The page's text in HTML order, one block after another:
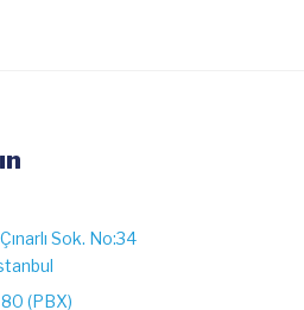
Sok. No:34
(PBX)